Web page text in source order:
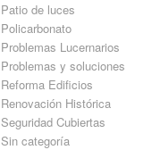
Patio de luces
Policarbonato
Problemas Lucernarios
Problemas y soluciones
Reforma Edificios
Renovación Histórica
Seguridad Cubiertas
Sin categoría